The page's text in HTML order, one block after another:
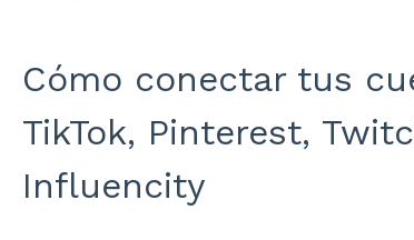
Cómo conectar tus
TikTok, Pinterest,
Influencity